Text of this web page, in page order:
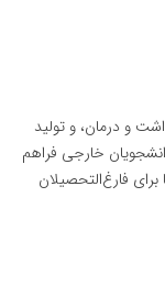
و درمان، و تولید
خارجی فراهم
فارغ‌التحصیلان